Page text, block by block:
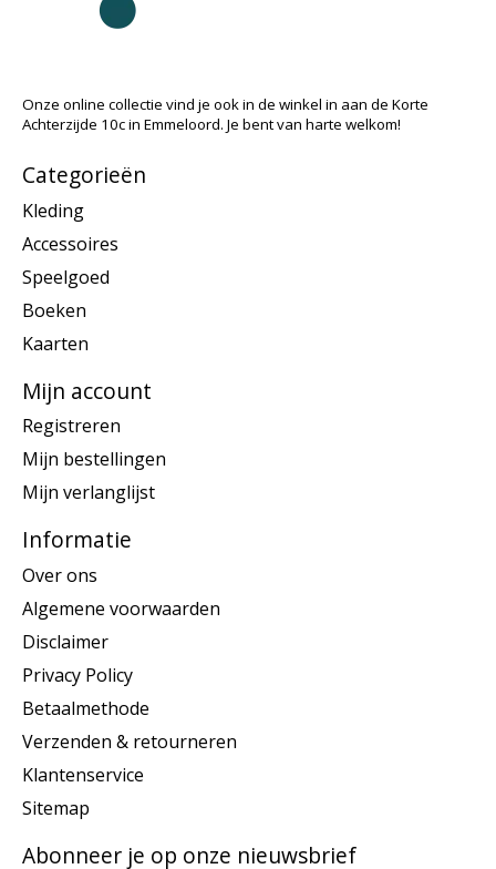
Onze online collectie vind je ook in de winkel in aan de Korte
Achterzijde 10c in Emmeloord. Je bent van harte welkom!
Categorieën
Kleding
Accessoires
Speelgoed
Boeken
Kaarten
Mijn account
Registreren
Mijn bestellingen
Mijn verlanglijst
Informatie
Over ons
Algemene voorwaarden
Disclaimer
Privacy Policy
Betaalmethode
Verzenden & retourneren
Klantenservice
Sitemap
Abonneer je op onze nieuwsbrief